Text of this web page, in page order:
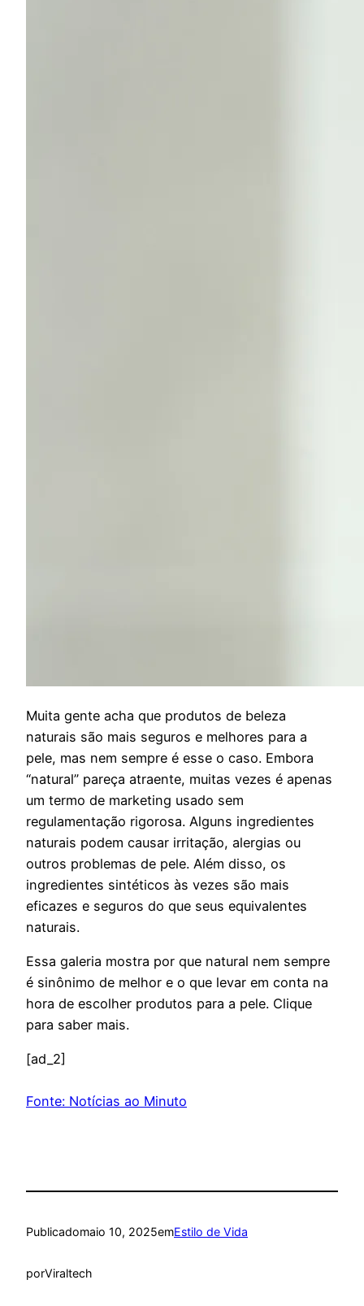
Muita gente acha que produtos de beleza
naturais são mais seguros e melhores para a
pele, mas nem sempre é esse o caso. Embora
“natural” pareça atraente, muitas vezes é apenas
um termo de marketing usado sem
regulamentação rigorosa. Alguns ingredientes
naturais podem causar irritação, alergias ou
outros problemas de pele. Além disso, os
ingredientes sintéticos às vezes são mais
eficazes e seguros do que seus equivalentes
naturais.
Essa galeria mostra por que natural nem sempre
é sinônimo de melhor e o que levar em conta na
hora de escolher produtos para a pele. Clique
para saber mais.
[ad_2]
Fonte: Notícias ao Minuto
Publicadomaio 10, 2025emEstilo de Vida
porViraltech